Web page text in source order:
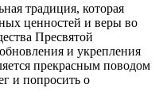
традиция, которая
ценностей и веры во
Пресвятой
и укрепления
прекрасным поводом
и попросить о